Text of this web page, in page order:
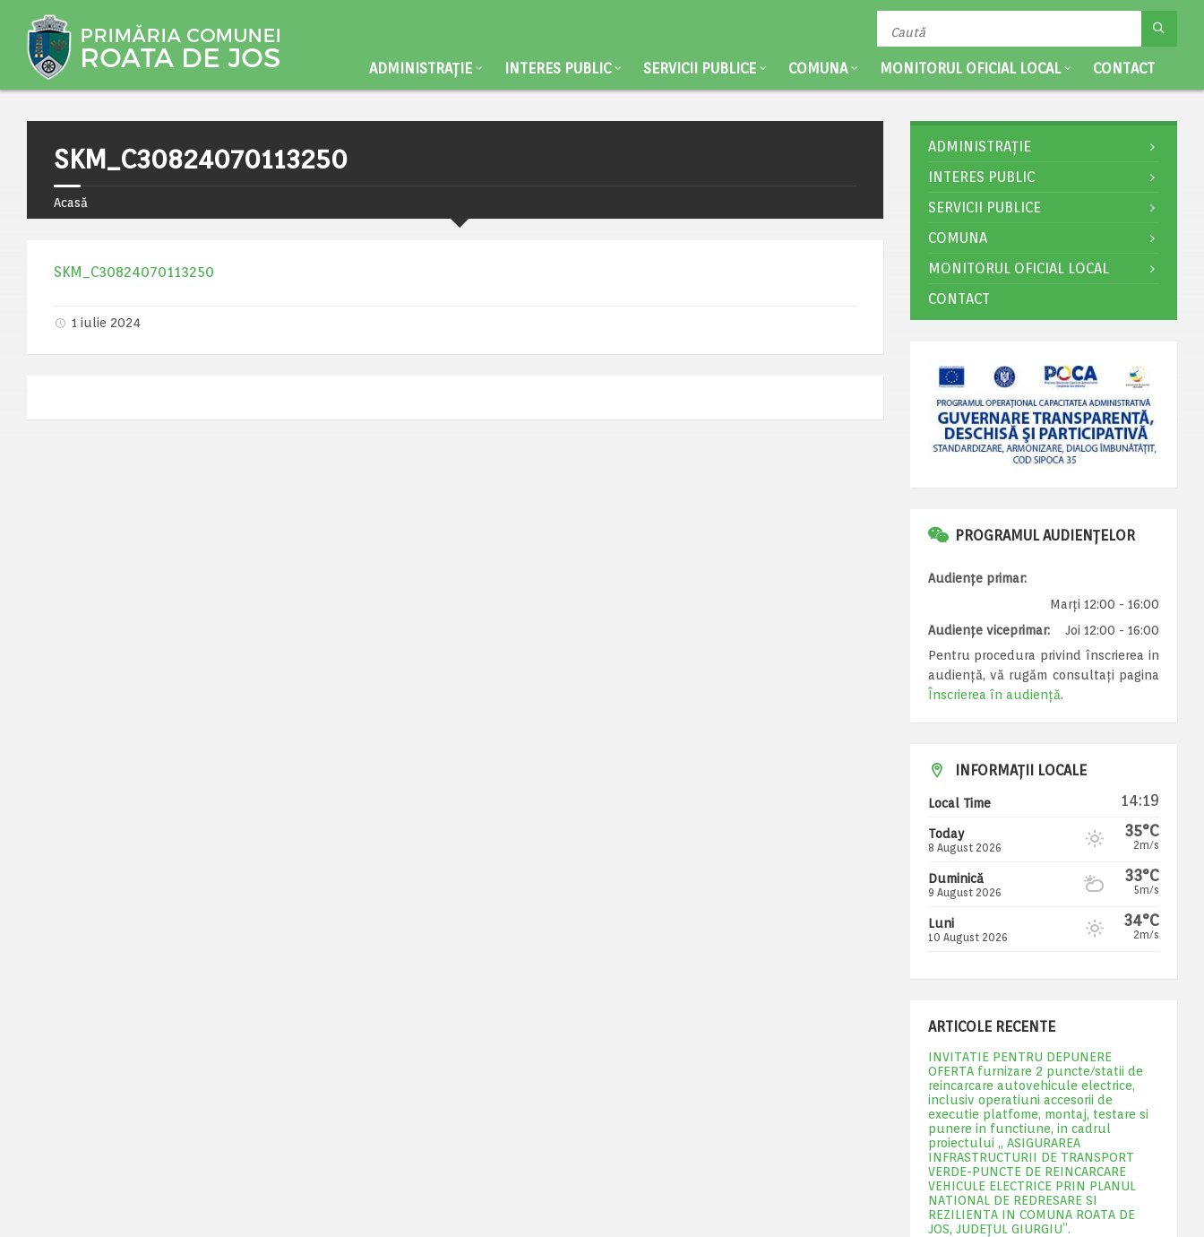
ADMINISTRAȚIE INTERES PUBLIC SERVICII PUBLICE COMUNA MONITORUL OFICIAL LOCAL CONTACT
SKM_C30824070113250
Acasă
SKM_C30824070113250
1 iulie 2024
ADMINISTRAȚIE
INTERES PUBLIC
SERVICII PUBLICE
COMUNA
MONITORUL OFICIAL LOCAL
CONTACT
PROGRAMUL AUDIENȚELOR
Audiențe primar:
Marți 12:00 - 16:00
Audiențe viceprimar:
Joi 12:00 - 16:00
Pentru procedura privind înscrierea in
audiență, vă rugăm consultați pagina
Înscrierea în audiență.
INFORMAȚII LOCALE
Local Time 14:19
Today
8 August 2026
35°C
2m/s
Duminică
9 August 2026
33°C
5m/s
Luni
10 August 2026
34°C
2m/s
ARTICOLE RECENTE
INVITATIE PENTRU DEPUNERE
OFERTA furnizare 2 puncte/statii de
reincarcare autovehicule electrice,
inclusiv operatiuni accesorii de
executie platfome, montaj, testare si
punere in functiune, in cadrul
proiectului „ ASIGURAREA
INFRASTRUCTURII DE TRANSPORT
VERDE-PUNCTE DE REINCARCARE
VEHICULE ELECTRICE PRIN PLANUL
NATIONAL DE REDRESARE SI
REZILIENTA IN COMUNA ROATA DE
JOS, JUDEŢUL GIURGIU”.